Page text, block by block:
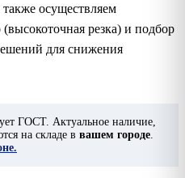
осуществляем
резка) и подбор
для снижения
ГОСТ. Актуальное наличие,
на складе в вашем городе